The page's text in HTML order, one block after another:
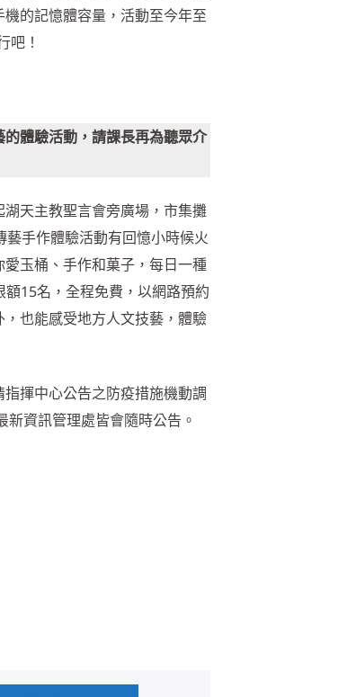
的記憶體容量，活動至今年至
吧！
體驗活動，請課長再為聽眾介
天主教聖言會旁廣場，市集攤
手作體驗活動有回憶小時候火
玉桶、手作和菓子，每日一種
15名，全程免費，以網路預約
也能感受地方人文技藝，體驗
揮中心公告之防疫措施機動調
資訊管理處皆會隨時公告。